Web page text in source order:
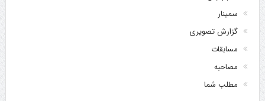
سمینار
گزارش تصویری
مسابقات
مصاحبه
مطلب شما